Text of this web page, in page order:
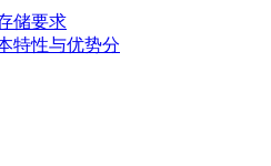
储要求
特性与优势分